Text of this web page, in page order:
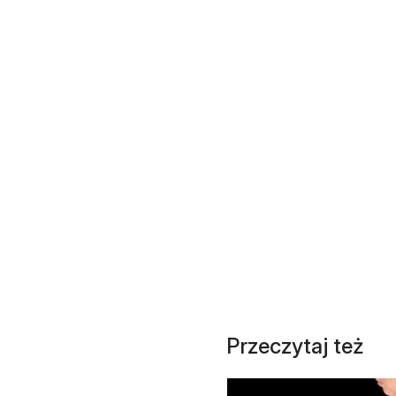
Przeczytaj też